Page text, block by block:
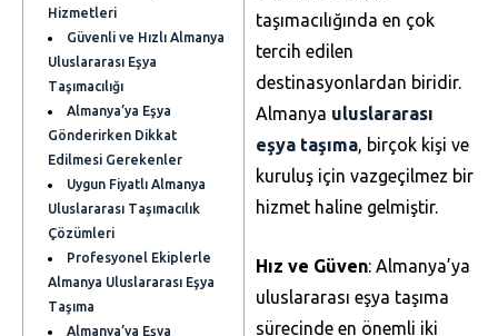
Hizmetleri
Güvenli ve Hızlı Almanya
Uluslararası Eşya
Taşımacılığı
Almanya’ya Eşya
Gönderirken Dikkat
Edilmesi Gerekenler
Uygun Fiyatlı Almanya
Uluslararası Taşımacılık
Çözümleri
Profesyonel Ekiplerle
Almanya Uluslararası Eşya
Taşıma
Almanya’ya Eşya
taşımacılığında en çok
tercih edilen
destinasyonlardan biridir.
Almanya uluslararası
eşya taşıma, birçok kişi ve
kuruluş için vazgeçilmez bir
hizmet haline gelmiştir.
Hız ve Güven: Almanya’ya
uluslararası eşya taşıma
sürecinde en önemli iki